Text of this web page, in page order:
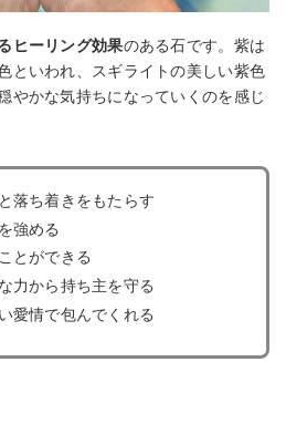
ヒーリング効果のある石です。紫は
といわれ、スギライトの美しい紫色
やかな気持ちになっていくのを感じ
落ち着きをもたらす
強める
とができる
力から持ち主を守る
愛情で包んでくれる